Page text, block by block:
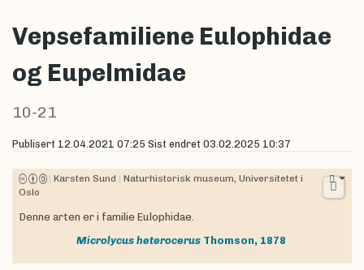
Vepsefamiliene Eulophidae
og Eupelmidae
10-21
Publisert 12.04.2021 07:25 Sist endret 03.02.2025 10:37
| Karsten Sund | Naturhistorisk museum, Universitetet i
Oslo
Denne arten er i familie Eulophidae.
Microlycus heterocerus Thomson, 1878